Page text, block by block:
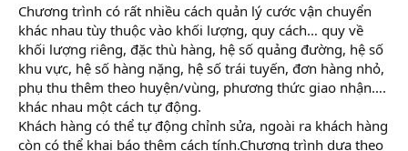
Chương trình có rất nhiều cách quản lý cước vận chuyển
khác nhau tùy thuộc vào khối lượng, quy cách… quy về
khối lượng riêng, đặc thù hàng, hệ số quảng đường, hệ số
khu vực, hệ số hàng nặng, hệ số trái tuyến, đơn hàng nhỏ,
phụ thu thêm theo huyện/vùng, phương thức giao nhận….
khác nhau một cách tự động.
Khách hàng có thể tự động chỉnh sửa, ngoài ra khách hàng
còn có thể khai báo thêm cách tính.Chương trình dựa theo